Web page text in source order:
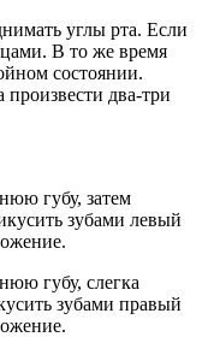
углы рта. Если
В то же время
состоянии.
два-три
губу, затем
зубами левый
губу, слегка
зубами правый